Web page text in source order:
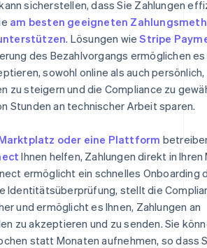
sicherstellen, dass Sie Zahlungen
am besten geeigneten
. Lösungen wieStripe
des Bezahlvorgangs ermöglichen es
sowohl online als auch persönlich,
zu steigern und die Compliance zu
Stunden an technischer Arbeit sparen.
oder eine Plattform
Ihnen helfen, Zahlungen direkt in
ermöglicht ein schnelles Onboarding
Identitätsüberprüfung, stellt die
und ermöglicht es Ihnen, Zahlungen an
zu akzeptieren und zu senden. Sie
statt Monaten aufnehmen, so dass